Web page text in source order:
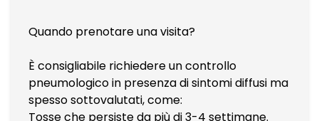
Quando prenotare una visita?
È consigliabile richiedere un controllo
pneumologico in presenza di sintomi diffusi ma
spesso sottovalutati, come:
Tosse che persiste da più di 3-4 settimane.